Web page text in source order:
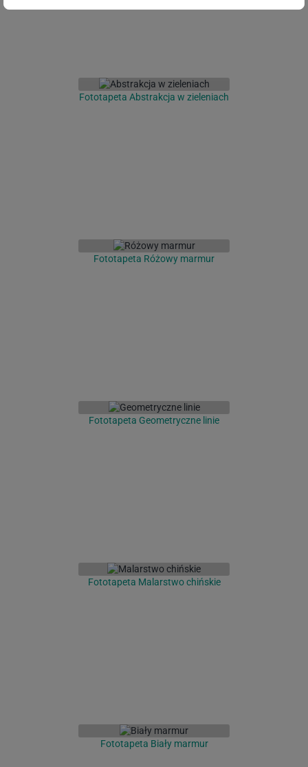
Fototapeta Abstrakcja w zieleniach
Fototapeta Różowy marmur
Fototapeta Geometryczne linie
Fototapeta Malarstwo chińskie
Fototapeta Biały marmur